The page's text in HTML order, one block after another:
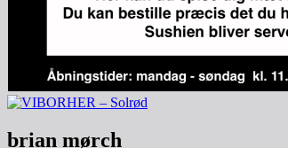
brian mørch